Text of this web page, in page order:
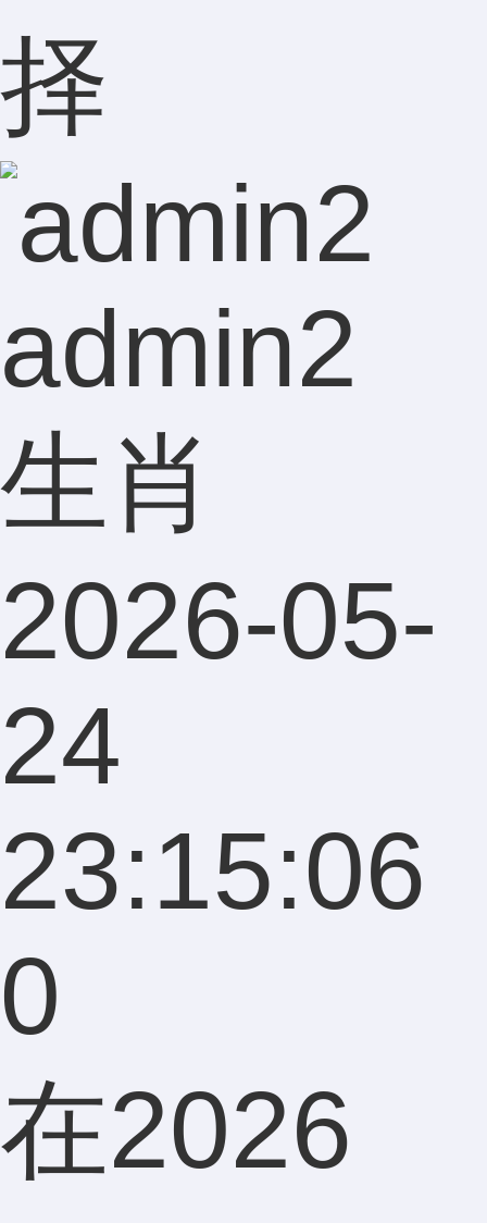
择
admin2
生肖
2026-05-
24
23:15:06
0
在2026